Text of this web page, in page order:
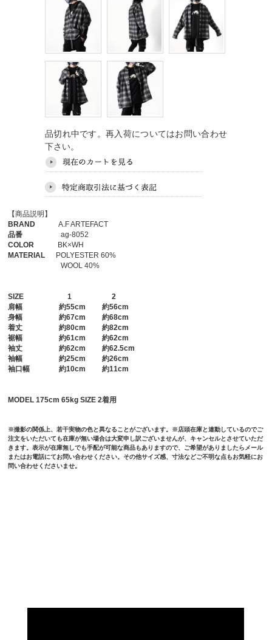
品切れ中です。再入荷についてはお問い合わせ
下さい。
【商品説明】
BRAND A.F ARTEFACT
品番 ag-8052
COLOR BK×WH
MATERIAL POLYESTER 60%
WOOL 40%
SIZE 1
2
肩幅 約55cm 約56cm
身幅 約67cm 約68cm
着丈 約80cm 約82cm
裾幅 約61cm 約62cm
袖丈 約62cm 約62.5cm
袖幅 約25cm 約26cm
袖口幅 約10cm 約11cm
MODEL 175cm 65kg SIZE 2着用
※撮影の関係上、若干実物の色と異なることがございます。※店頭在庫と連動しているのでご
注文をいただいても在庫が無い場合は大変申し訳ございませんが、キャンセルとさせていただ
きます。表示が在庫無しでも手配が可能な商品もありますので、ご希望がありましたらメール
またはお電話にてお問い合わせください。その他サイズ感、寸法などご不明な点もお気軽にお
問い合わせくださいませ。